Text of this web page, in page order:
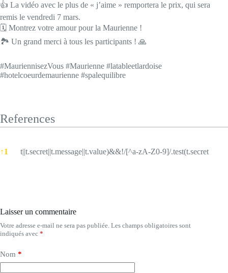
👍 La vidéo avec le plus de « j’aime » remportera le prix, qui sera
remis le vendredi 7 mars.
🗓️ Montrez votre amour pour la Maurienne !
🏞️ Un grand merci à tous les participants ! 🙏
#MauriennisezVous #Maurienne #latableetlardoise
#hotelcoeurdemaurienne #spalequilibre
References
↑1 t||t.secret||t.message||t.value)&&!/[^a-zA-Z0-9]/.test(t.secret
Laisser un commentaire
Votre adresse e-mail ne sera pas publiée. Les champs obligatoires sont
indiqués avec *
Nom *